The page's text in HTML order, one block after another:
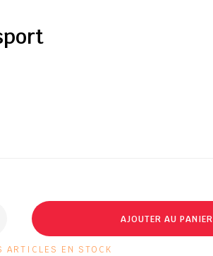
AJOUTER AU PANIER
ARTICLES EN STOCK